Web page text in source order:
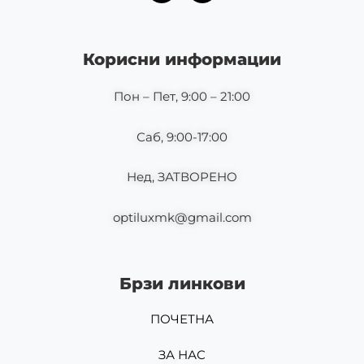
o
o
g
r
m
Корисни информации
Пон – Пет, 9:00 – 21:00
Саб, 9:00-17:00
Нед, ЗАТВОРЕНО
optiluxmk@gmail.com
Брзи линкови
ПОЧЕТНА
ЗА НАС